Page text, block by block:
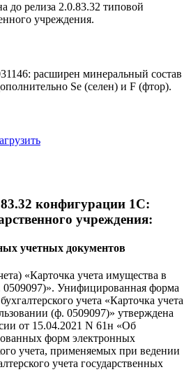
до релиза 2.0.83.32 типовой
учреждения.
расширен минеральный состав
Se (селен) и F (фтор).
конфигурации 1С:
учреждения:
учетных документов
«Карточка учета имущества в
Унифицированная форма
учета «Карточка учета
(ф. 0509097)» утверждена
от 15.04.2021 N 61н «Об
форм электронных
учета, применяемых при ведении
учета государственных